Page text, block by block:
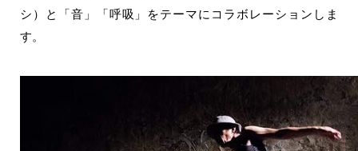
シ）と「音」「呼吸」をテーマにコラボレーションしま
す。